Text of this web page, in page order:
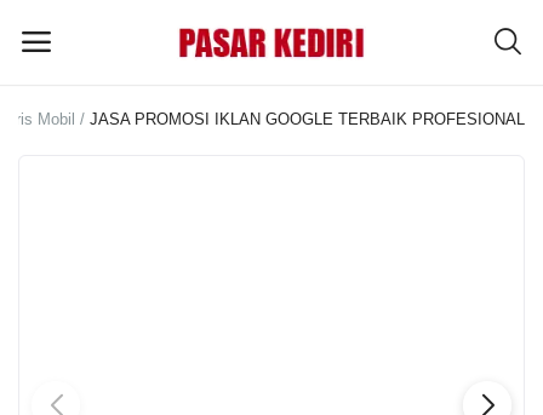
Mobil JASA PROMOSI IKLAN GOOGLE TERBAIK PROFESIONAL